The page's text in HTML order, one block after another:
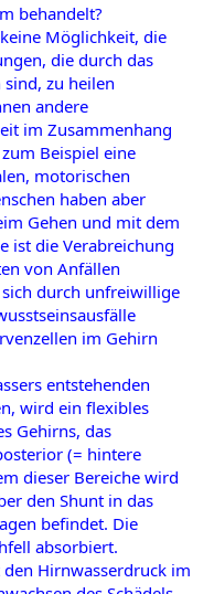
behandelt?
Möglichkeit, die
die durch das
zu heilen
andere
im Zusammenhang
Beispiel eine
motorischen
haben aber
Gehen und mit dem
ist die Verabreichung
von Anfällen
durch unfreiwillige
im Gehirn
entstehenden
wird ein flexibles
Gehirns, das
(= hintere
dieser Bereiche wird
den Shunt in das
befindet. Die
absorbiert.
Hirnwasserdruck im